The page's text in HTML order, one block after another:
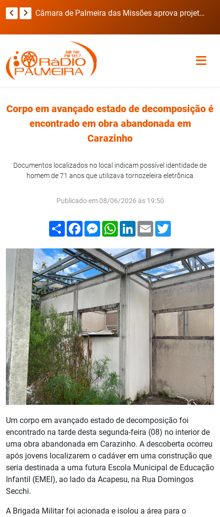
Câmara de Palmeira das Missões aprova projetos para saúde, infraestrutura, educação e cultura
Corpo em avançado estado de decomposição é
encontrado em obra abandonada em
Carazinho
Documentos localizados no local indicam possível identidade de
homem de 71 anos que utilizava tornozeleira eletrônica
Publicado em 08/06/2026 às 19:50
Compartilhar
FacebookMessenger
WhatsApp
LinkedIn
Email
Um corpo em avançado estado de decomposição foi
encontrado na tarde desta segunda-feira (08) no interior de
uma obra abandonada em Carazinho. A descoberta ocorreu
após jovens localizarem o cadáver em uma construção que
seria destinada a uma futura Escola Municipal de Educação
Infantil (EMEI), ao lado da Acapesu, na Rua Domingos
Secchi.
A Brigada Militar foi acionada e isolou a área para o